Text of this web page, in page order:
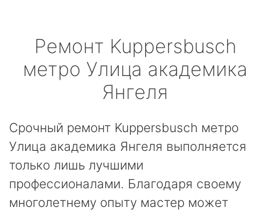
Ремонт Kuppersbusch
метро Улица академика
Янгеля
Срочный ремонт Kuppersbusch метро
Улица академика Янгеля выполняется
только лишь лучшими
профессионалами. Благодаря своему
многолетнему опыту мастер может